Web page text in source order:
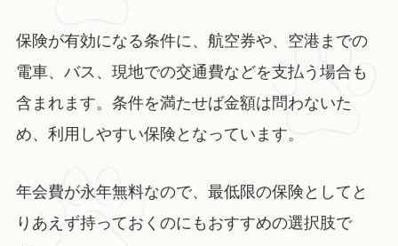
保険が有効になる条件に、航空券や、空港までの
電車、バス、現地での交通費などを支払う場合も
含まれます。条件を満たせば金額は問わないた
め、利用しやすい保険となっています。
年会費が永年無料なので、最低限の保険としてと
りあえず持っておくのにもおすすめの選択肢で